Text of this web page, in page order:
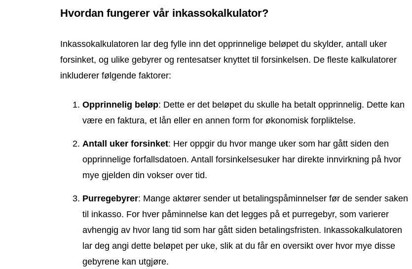
Hvordan fungerer vår inkassokalkulator?
Inkassokalkulatoren lar deg fylle inn det opprinnelige beløpet du skylder, antall uker
forsinket, og ulike gebyrer og rentesatser knyttet til forsinkelsen. De fleste kalkulatorer
inkluderer følgende faktorer:
Opprinnelig beløp: Dette er det beløpet du skulle ha betalt opprinnelig. Dette kan
være en faktura, et lån eller en annen form for økonomisk forpliktelse.
Antall uker forsinket: Her oppgir du hvor mange uker som har gått siden den
opprinnelige forfallsdatoen. Antall forsinkelsesuker har direkte innvirkning på hvor
mye gjelden din vokser over tid.
Purregebyrer: Mange aktører sender ut betalingspåminnelser før de sender saken
til inkasso. For hver påminnelse kan det legges på et purregebyr, som varierer
avhengig av hvor lang tid som har gått siden betalingsfristen. Inkassokalkulatoren
lar deg angi dette beløpet per uke, slik at du får en oversikt over hvor mye disse
gebyrene kan utgjøre.